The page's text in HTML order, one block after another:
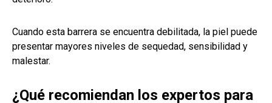
Cuando esta barrera se encuentra debilitada, la piel puede
presentar mayores niveles de sequedad, sensibilidad y
malestar.
¿Qué recomiendan los expertos para